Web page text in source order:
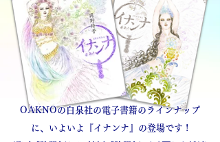
OAKNOの白泉社の電子書籍のラインナップ
に、いよいよ『イナンナ』の登場です !